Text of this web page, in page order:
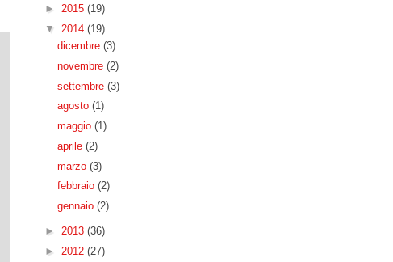
► 2015 (19)
▼ 2014 (19)
dicembre (3)
novembre (2)
settembre (3)
agosto (1)
maggio (1)
aprile (2)
marzo (3)
febbraio (2)
gennaio (2)
► 2013 (36)
► 2012 (27)